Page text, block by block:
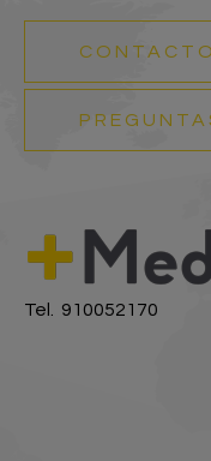
CONTACTO
Tel. 910052170